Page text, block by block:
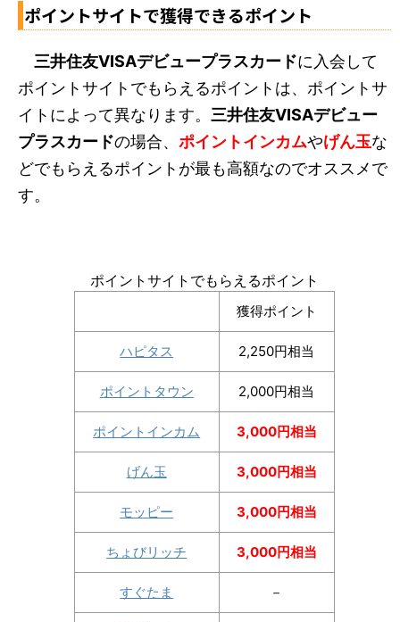
ポイントサイトで獲得できるポイント
三井住友VISAデビュープラスカードに入会して
ポイントサイトでもらえるポイントは、ポイントサ
イトによって異なります。 三井住友VISAデビュー
プラスカードの場合、 ポイントインカムやげん玉な
どでもらえるポイントが最も高額なのでオススメで
す。
ポイントサイトでもらえるポイント
獲得ポイント
ハピタス 2,250円相当
ポイントタウン 2,000円相当
ポイントインカム 3,000円相当
げん玉 3,000円相当
モッピー 3,000円相当
ちょびリッチ 3,000円相当
すぐたま －